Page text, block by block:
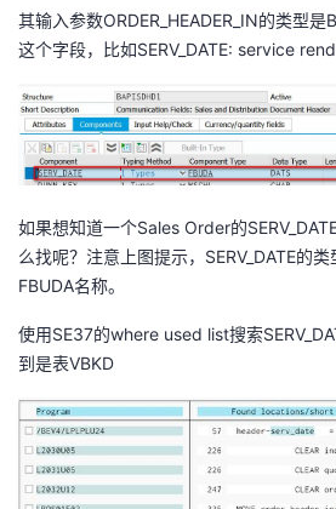
的
客
我
论
坛
的
圈
我
的
我
动
关
注
的
开
发
我
的
Programs
我
的
其输入参数ORDER_HEADER_IN的类型是
这个字段，比如SERV_DATE: service
如果想知道一个Sales Order的
么找呢？注意上图提示，SERV_DATE的
FBUDA名称。
使用SE37的where used list搜索
到是表VBKD